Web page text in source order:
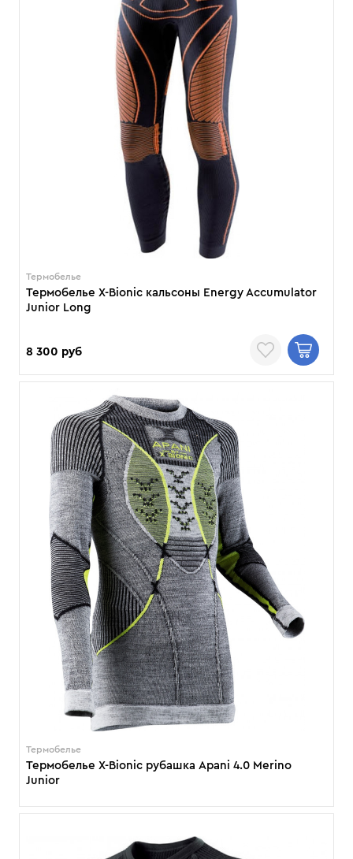
Термобелье
Термобелье X-Bionic кальсоны Energy Accumulator
Junior Long
8 300 руб
Термобелье
Термобелье X-Bionic рубашка Apani 4.0 Merino
Junior